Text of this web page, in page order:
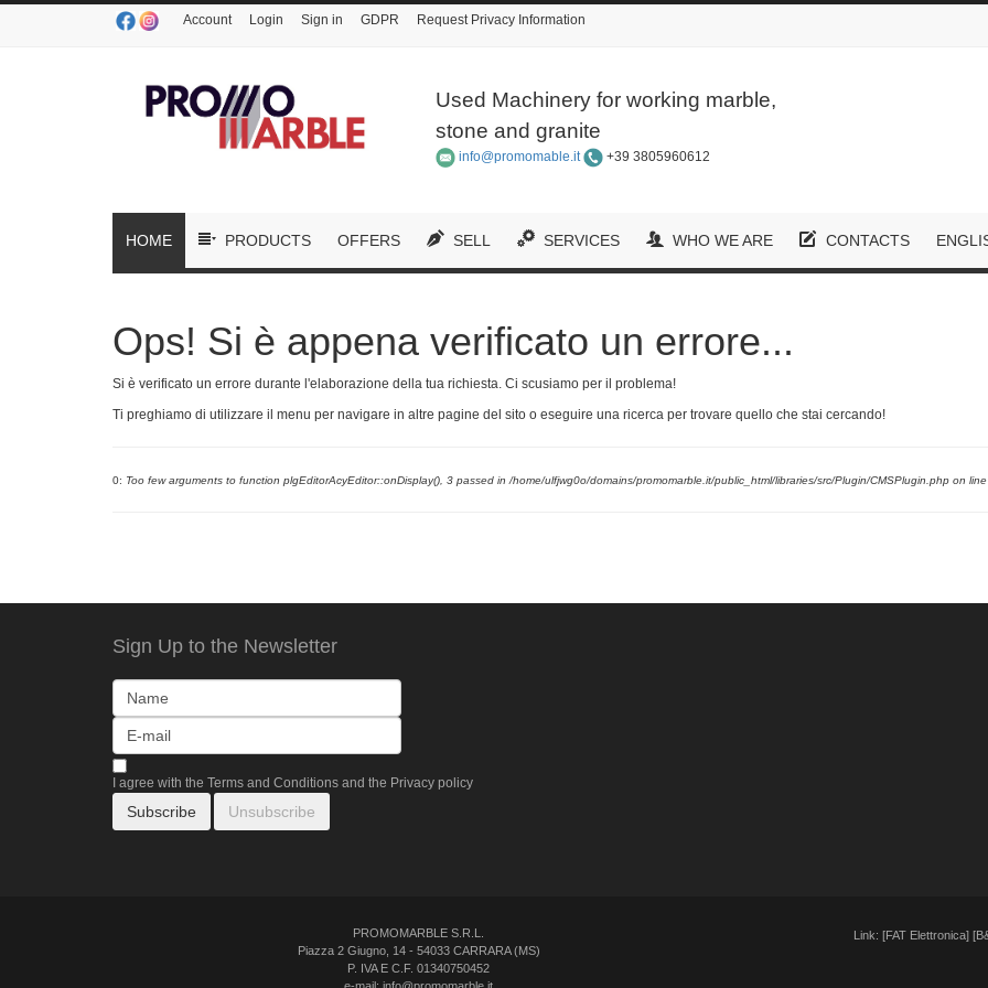
Account Login Sign in GDPR Request Privacy Information
Used Machinery for working marble,
stone and granite
info@promomable.it +39 3805960612
HOME PRODUCTS OFFERS SELL SERVICES WHO WE ARE CONTACTS
Ops! Si è appena verificato un errore...
Si è verificato un errore durante l'elaborazione della tua richiesta. Ci scusiamo per il problema!
Ti preghiamo di utilizzare il menu per navigare in altre pagine del sito o eseguire una ricerca per trovare quello che stai cercando!
0: Too few arguments to function plgEditorAcyEditor::onDisplay(), 3 passed in /home/ulfjwg0o/domains/promomarble.it/public_html/libraries/src/Plugin/CMSPlugin.php on
Sign Up to the Newsletter
I agree with the Terms and Conditions and the Privacy policy
PROMOMARBLE S.R.L.
Piazza 2 Giugno, 14 - 54033 CARRARA (MS)
P. IVA E C.F. 01340750452
Link: [FAT Elettronica] [